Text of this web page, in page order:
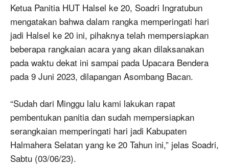
Ketua Panitia HUT Halsel ke 20, Soadri Ingratubun
mengatakan bahwa dalam rangka memperingati hari
jadi Halsel ke 20 ini, pihaknya telah mempersiapkan
beberapa rangkaian acara yang akan dilaksanakan
pada waktu dekat ini sampai pada Upacara Bendera
pada 9 Juni 2023, dilapangan Asombang Bacan.
“Sudah dari Minggu lalu kami lakukan rapat
pembentukan panitia dan sudah mempersiapkan
serangkaian memperingati hari jadi Kabupaten
Halmahera Selatan yang ke 20 Tahun ini,” jelas Soadri,
Sabtu (03/06/23).